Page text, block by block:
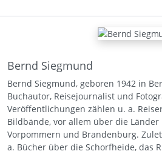
Bernd Siegmund
Bernd Siegmund, geboren 1942 in
Buchautor, Reisejournalist und
Veröffentlichungen zählen u. a.
Bildbände, vor allem über die Länder
Vorpommern und Brandenburg.
a. Bücher über die Schorfheide, das